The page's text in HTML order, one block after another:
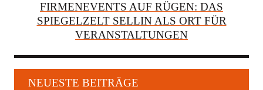
FIRMENEVENTS AUF RÜGEN: DAS
SPIEGELZELT SELLIN ALS ORT FÜR
VERANSTALTUNGEN
NEUESTE BEITRÄGE